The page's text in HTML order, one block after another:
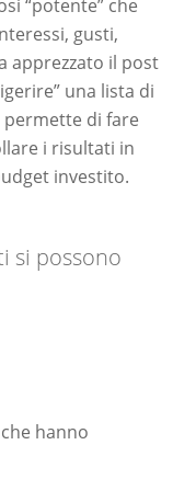
“potente” che
gusti,
apprezzato il post
una lista di
di fare
i risultati in
investito.
si possono
hanno